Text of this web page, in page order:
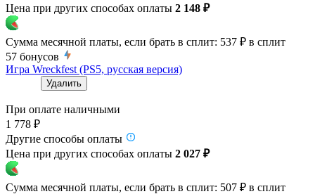
Цена при других способах оплаты 2 148 ₽
Сумма месячной платы, если брать в сплит: 537 ₽ в сплит
57 бонусов
Игра Wreckfest (PS5, русская версия)
Удалить
При оплате наличными
1 778 ₽
Другие способы оплаты
Цена при других способах оплаты 2 027 ₽
Сумма месячной платы, если брать в сплит: 507 ₽ в сплит